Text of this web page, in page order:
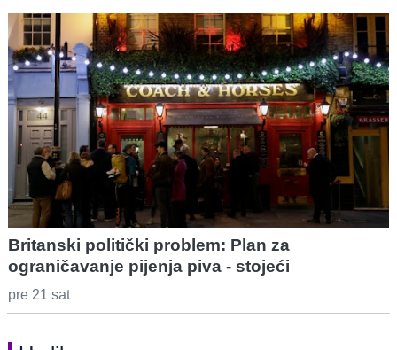
Britanski politički problem: Plan za
ograničavanje pijenja piva - stojeći
pre 21 sat